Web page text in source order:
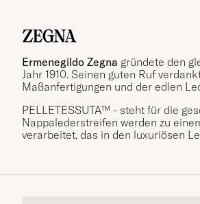
Ermenegildo Zegna gründete den
Jahr 1910. Seinen guten Ruf
Maßanfertigungen und der edlen
PELLETESSUTA™ - steht für die
Nappalederstreifen werden zu
verarbeitet, das in den luxuriösen